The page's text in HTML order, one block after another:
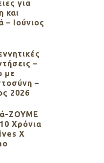
για
και
– Ιούνιος
–
με
–
2026
ΖΟΥΜΕ
Χρόνια
X